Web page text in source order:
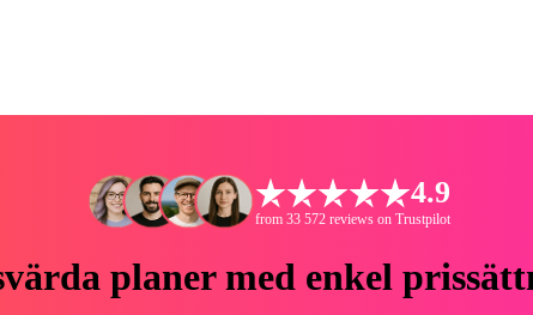
4.9
from 33 572 reviews on Trustpilot
planer med enkel